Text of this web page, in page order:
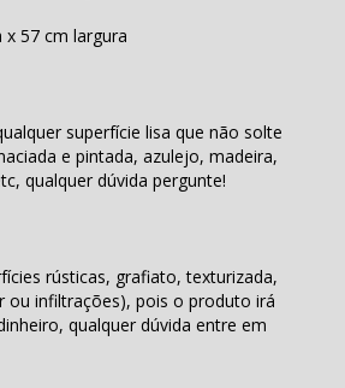
57 cm largura
superfície lisa que não solte
e pintada, azulejo, madeira,
qualquer dúvida pergunte!
rústicas, grafiato, texturizada,
ou infiltrações), pois o produto irá
qualquer dúvida entre em